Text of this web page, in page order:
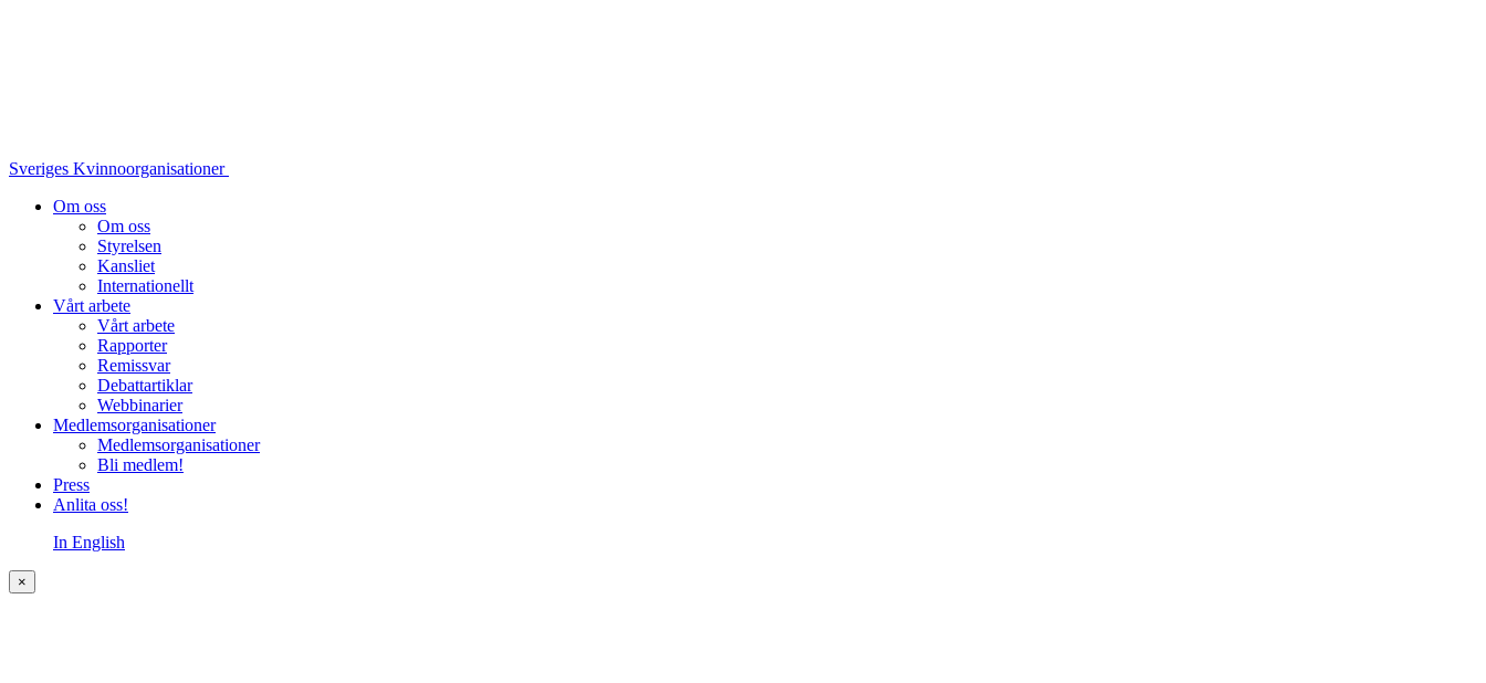
Sveriges Kvinnoorganisationer
Om oss
Om oss
Styrelsen
Kansliet
Internationellt
Vårt arbete
Vårt arbete
Rapporter
Remissvar
Debattartiklar
Webbinarier
Medlemsorganisationer
Medlemsorganisationer
Bli medlem!
Press
Anlita oss!
In English
×